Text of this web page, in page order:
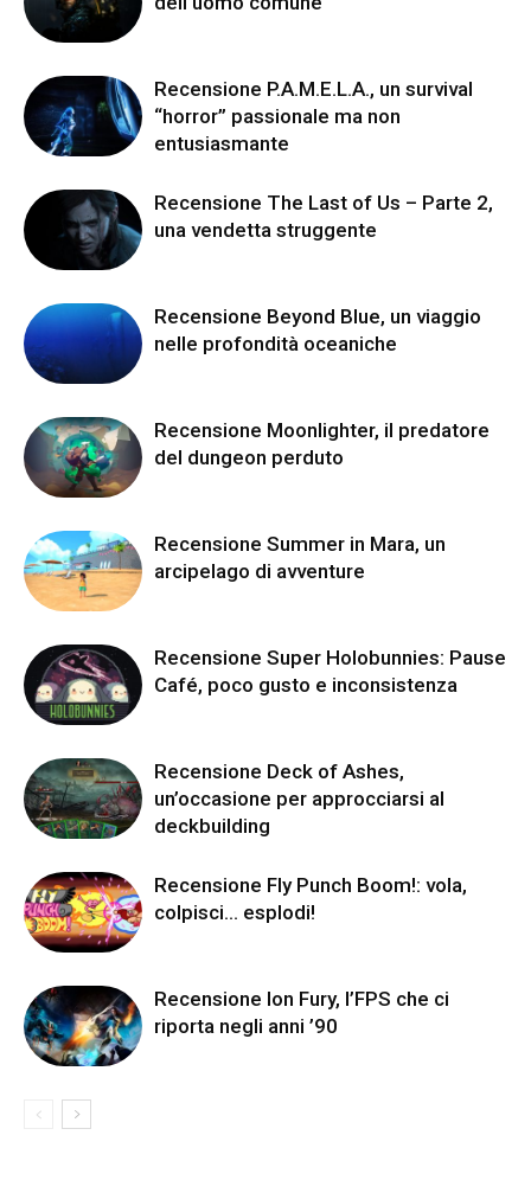
Recensione P.A.M.E.L.A., un survival
“horror” passionale ma non
entusiasmante
Recensione The Last of Us – Parte 2,
una vendetta struggente
Recensione Beyond Blue, un viaggio
nelle profondità oceaniche
Recensione Moonlighter, il predatore
del dungeon perduto
Recensione Summer in Mara, un
arcipelago di avventure
Recensione Super Holobunnies: Pause
Café, poco gusto e inconsistenza
Recensione Deck of Ashes,
un’occasione per approcciarsi al
deckbuilding
Recensione Fly Punch Boom!: vola,
colpisci… esplodi!
Recensione Ion Fury, l’FPS che ci
riporta negli anni ’90